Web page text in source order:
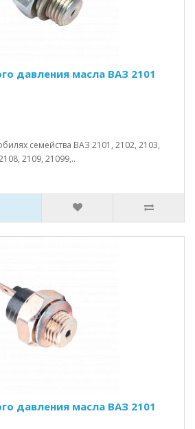
давления масла ВАЗ 2101
семейства ВАЗ 2101, 2102, 2103,
2109, 21099,..
давления масла ВАЗ 2101